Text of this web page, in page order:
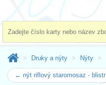
Druky a nýty Nýty
← nýt riflový staromosaz - blistr